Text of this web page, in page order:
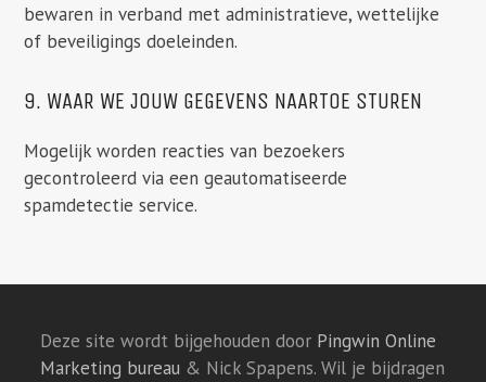
bewaren in verband met administratieve, wettelijke
of beveiligings doeleinden.
9. WAAR WE JOUW GEGEVENS NAARTOE STUREN
Mogelijk worden reacties van bezoekers
gecontroleerd via een geautomatiseerde
spamdetectie service.
Deze site wordt bijgehouden door Pingwin Online
Marketing bureau & Nick Spapens. Wil je bijdragen